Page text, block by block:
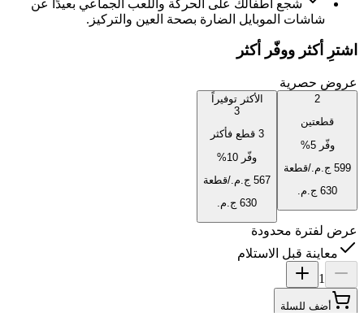
شجع أطفالك على الحركة واللعب الجماعي بعيدًا عن
شاشات الموبايل الضارة بصحة العين والتركيز.
اشترِ أكثر ووفّر أكثر
عروض حصرية
2
قطعتين
وفّر5
%
/قطعة
الأكثر توفيراً
3
3 قطع فأكثر
وفّر 10
%
/قطعة
عرض لفترة محدودة
معاينة قبل الاستلام
1
أضف للسلة